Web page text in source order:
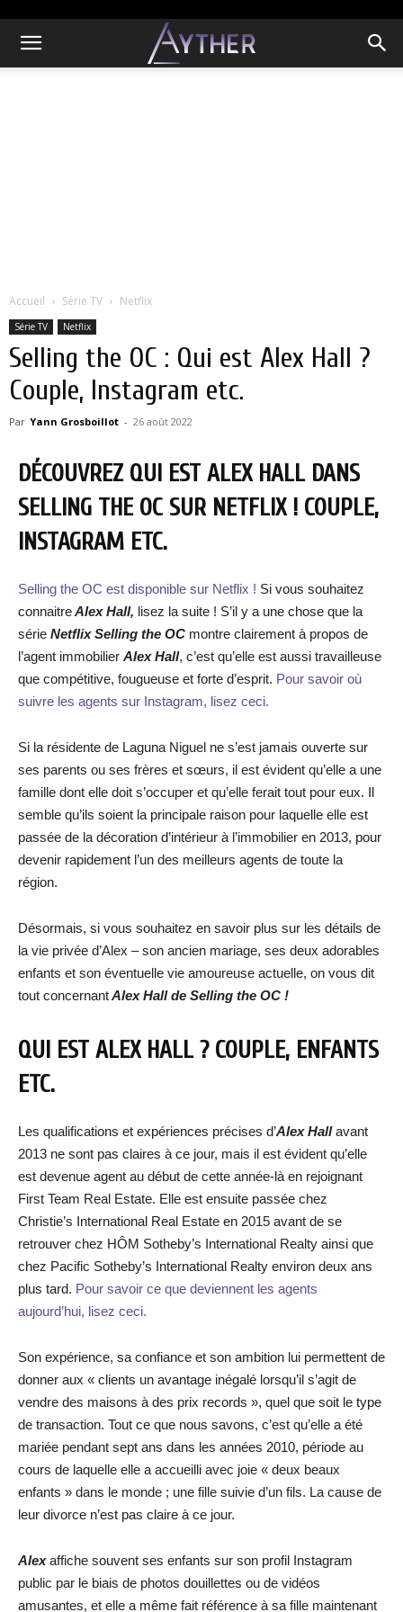
Accueil Série TV Netflix
Série TV Netflix
Selling the OC : Qui est Alex Hall ?
Couple, Instagram etc.
Par Yann Grosboillot - 26 août 2022
DÉCOUVREZ QUI EST ALEX HALL DANS
SELLING THE OC SUR NETFLIX ! COUPLE,
INSTAGRAM ETC.
Selling the OC est disponible sur Netflix ! Si vous souhaitez
connaitreAlex Hall, lisez la suite ! S’il y a une chose que la
série Netflix Selling the OC montre clairement à propos de
l’agent immobilier Alex Hall, c’est qu’elle est aussi travailleuse
que compétitive, fougueuse et forte d’esprit. Pour savoir où
suivre les agents sur Instagram, lisez ceci.
Si la résidente de Laguna Niguel ne s’est jamais ouverte sur
ses parents ou ses frères et sœurs, il est évident qu’elle a une
famille dont elle doit s’occuper et qu’elle ferait tout pour eux. Il
semble qu’ils soient la principale raison pour laquelle elle est
passée de la décoration d’intérieur à l’immobilier en 2013, pour
devenir rapidement l’un des meilleurs agents de toute la
région.
Désormais, si vous souhaitez en savoir plus sur les détails de
la vie privée d’Alex – son ancien mariage, ses deux adorables
enfants et son éventuelle vie amoureuse actuelle, on vous dit
tout concernantAlex Hall de Selling the OC !
QUI EST ALEX HALL ? COUPLE, ENFANTS
ETC.
Les qualifications et expériences précises d’Alex Hallavant
2013 ne sont pas claires à ce jour, mais il est évident qu’elle
est devenue agent au début de cette année-là en rejoignant
First Team Real Estate. Elle est ensuite passée chez
Christie’s International Real Estate en 2015 avant de se
retrouver chez HÔM Sotheby’s International Realty ainsi que
chez Pacific Sotheby’s International Realty environ deux ans
plus tard. Pour savoir ce que deviennent les agents
aujourd’hui, lisez ceci.
Son expérience, sa confiance et son ambition lui permettent de
donner aux « clients un avantage inégalé lorsqu’il s’agit de
vendre des maisons à des prix records », quel que soit le type
de transaction. Tout ce que nous savons, c’est qu’elle a été
mariée pendant sept ans dans les années 2010, période au
cours de laquelle elle a accueilli avec joie « deux beaux
enfants » dans le monde ; une fille suivie d’un fils. La cause de
leur divorce n’est pas claire à ce jour.
Alexaffiche souvent ses enfants sur son profil Instagram
public par le biais de photos douillettes ou de vidéos
amusantes, et elle a même fait référence à sa fille maintenant